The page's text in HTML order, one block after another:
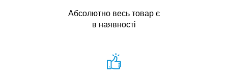
Абсолютно весь товар є
в наявності